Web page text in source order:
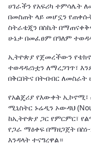
ሀገራችን የአፍሪካ ተምሳሌት
በመስጠት ላይ መሆኗን
ስትራቴጂን በስኬት
ሁኔታ በመፈፀም በዓለም
ኢትዮጵያ የጀመረችውን
ተወዳዳሪነቷን ለማረጋገጥ፣
በቅርበትና በትብብር ለመስራት
የአልጄሪያ የእውቀት
ሚኒስትር ኑሬዲን ኦውዳህ
ከኢትዮጵያ ጋር የምርምር፣
የጋራ ማዕቀፍ በማዘጋጀት
እንዳላት ተናግረዋል።